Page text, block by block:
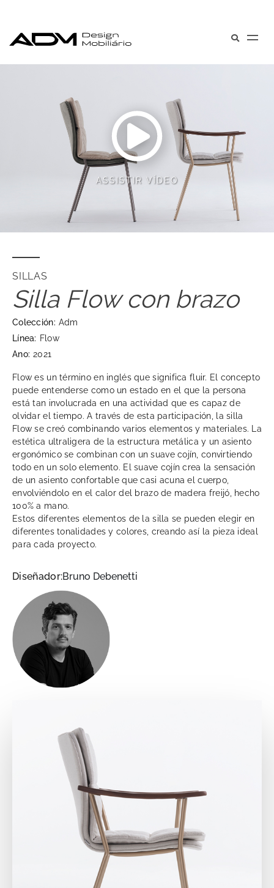
ASSISTIR VÍDEO
SILLAS
Silla Flow con brazo
Colección: Adm
Línea: Flow
Ano: 2021
Flow es un término en inglés que significa fluir. El concepto
puede entenderse como un estado en el que la persona
está tan involucrada en una actividad que es capaz de
olvidar el tiempo. A través de esta participación, la silla
Flow se creó combinando varios elementos y materiales. La
estética ultraligera de la estructura metálica y un asiento
ergonómico se combinan con un suave cojín, convirtiendo
todo en un solo elemento. El suave cojín crea la sensación
de un asiento confortable que casi acuna el cuerpo,
envolviéndolo en el calor del brazo de madera freijó, hecho
100% a mano.
Estos diferentes elementos de la silla se pueden elegir en
diferentes tonalidades y colores, creando así la pieza ideal
para cada proyecto.
Diseñador:Bruno Debenetti